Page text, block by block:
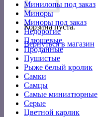
Корзина пуста.
Вернуться в магазин
Минилопы под заказ
Миноры
Миноры под заказ
Недорогие
Плюшевые
Проданные
Пушистые
Рыже белый кролик
Самки
Самцы
Самые миниатюрные
Серые
Цветной карлик